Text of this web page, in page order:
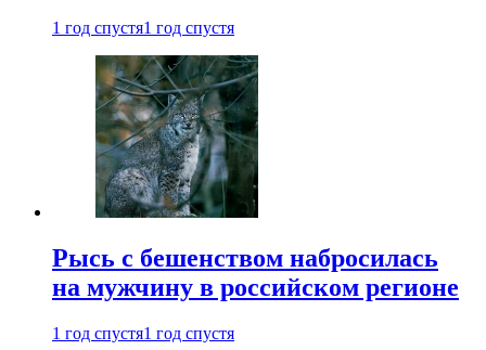
1 год спустя1 год спустя
Рысь с бешенством набросилась
на мужчину в российском регионе
1 год спустя1 год спустя